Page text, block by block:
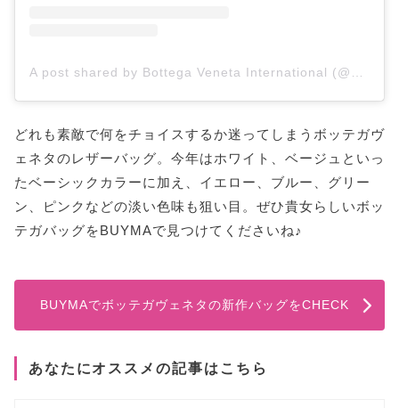
どれも素敵で何をチョイスするか迷ってしまうボッテガヴ
ェネタのレザーバッグ。今年はホワイト、ベージュといっ
たベーシックカラーに加え、イエロー、ブルー、グリー
ン、ピンクなどの淡い色味も狙い目。ぜひ貴女らしいボッ
テガバッグをBUYMAで見つけてくださいね♪
BUYMAでボッテガヴェネタの新作バッグをCHECK
あなたにオススメの記事はこちら